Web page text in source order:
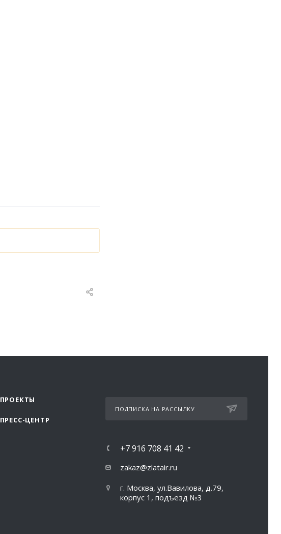
ПРОЕКТЫ
ПРЕСС-ЦЕНТР
ПОДПИСКА НА РАССЫЛКУ
+7 916 708 41 42
zakaz@zlatair.ru
г. Москва, ул.Вавилова, д.79,
корпус 1, подъезд №3